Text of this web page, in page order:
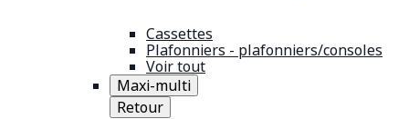
Cassettes
Plafonniers - plafonniers/consoles
Voir tout
Maxi-multi
Retour